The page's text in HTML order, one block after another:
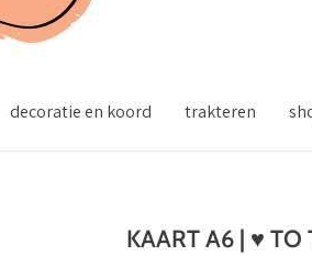
decoratie en koord trakteren
KAART A6 | ♥